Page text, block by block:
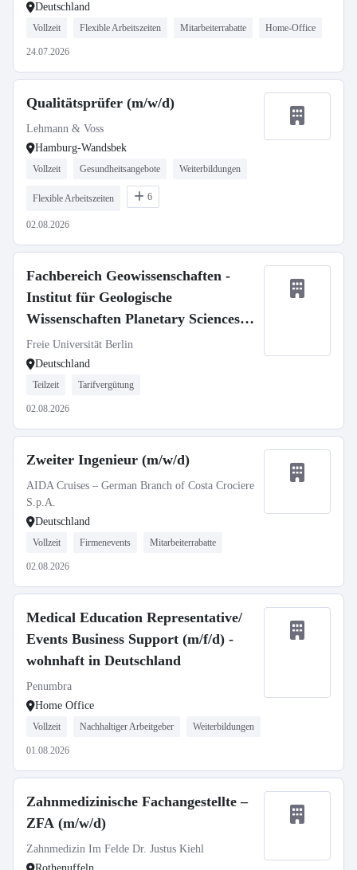
Deutschland
Vollzeit Flexible Arbeitszeiten Mitarbeiterrabatte Home-Office
24.07.2026
Qualitätsprüfer (m/w/d)
Lehmann & Voss
Hamburg-Wandsbek
Vollzeit Gesundheitsangebote Weiterbildungen
Flexible Arbeitszeiten 6
02.08.2026
Fachbereich Geowissenschaften -
Institut für Geologische
Wissenschaften Planetary Sciences,
SFB 1759
Freie Universität Berlin
Deutschland
Teilzeit Tarifvergütung
02.08.2026
Zweiter Ingenieur (m/w/d)
AIDA Cruises – German Branch of Costa Crociere
S.p.A.
Deutschland
Vollzeit Firmenevents Mitarbeiterrabatte
02.08.2026
Medical Education Representative/
Events Business Support (m/f/d) -
wohnhaft in Deutschland
Penumbra
Home Office
Vollzeit Nachhaltiger Arbeitgeber Weiterbildungen
01.08.2026
Zahnmedizinische Fachangestellte –
ZFA (m/w/d)
Zahnmedizin Im Felde Dr. Justus Kiehl